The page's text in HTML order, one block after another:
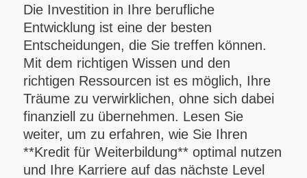
Die Investition in Ihre berufliche
Entwicklung ist eine der besten
Entscheidungen, die Sie treffen können.
Mit dem richtigen Wissen und den
richtigen Ressourcen ist es möglich, Ihre
Träume zu verwirklichen, ohne sich dabei
finanziell zu übernehmen. Lesen Sie
weiter, um zu erfahren, wie Sie Ihren
**Kredit für Weiterbildung** optimal nutzen
und Ihre Karriere auf das nächste Level